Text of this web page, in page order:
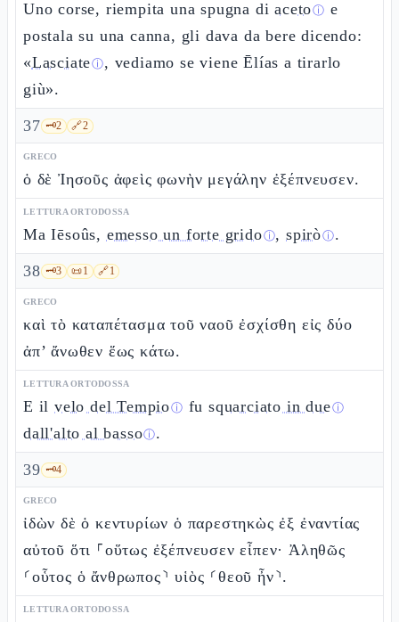
Uno corse, riempita una spugna diacetoⓘ e
postala su una canna, gli dava da bere dicendo:
«Lasciateⓘ, vediamo se viene Ēlías a tirarlo
giù».
37 🗝️2 🔗2
GRECO
ὁ δὲ Ἰησοῦς ἀφεὶς φωνὴν μεγάλην ἐξέπνευσεν.
LETTURA ORTODOSSA
Ma Iēsoûs, emesso un forte gridoⓘ,spiròⓘ.
38 🗝️3 📜1 🔗1
GRECO
καὶ τὸ καταπέτασμα τοῦ ναοῦ ἐσχίσθη εἰς δύο
ἀπ’ ἄνωθεν ἕως κάτω.
LETTURA ORTODOSSA
E il velo del Tempioⓘ fusquarciato in dueⓘ
dall'alto al bassoⓘ.
39 🗝️4
GRECO
ἰδὼν δὲ ὁ κεντυρίων ὁ παρεστηκὼς ἐξ ἐναντίας
αὐτοῦ ὅτι ⸀οὕτως ἐξέπνευσεν εἶπεν· Ἀληθῶς
⸂οὗτος ὁ ἄνθρωπος⸃ υἱὸς ⸂θεοῦ ἦν⸃.
LETTURA ORTODOSSA